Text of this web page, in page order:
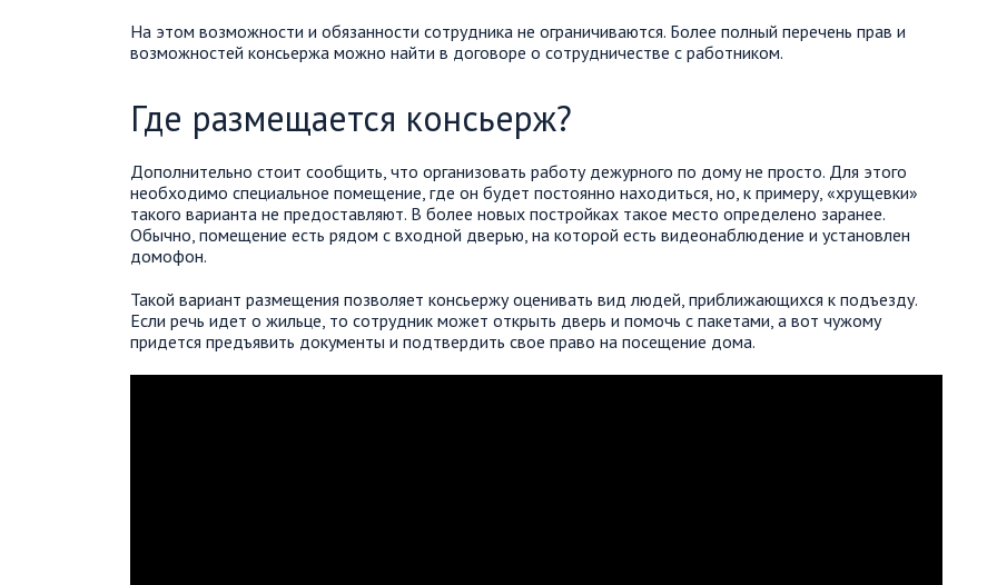
На этом возможности и обязанности сотрудника не ограничиваются. Более полный перечень прав и
возможностей консьержа можно найти в договоре о сотрудничестве с работником.
Где размещается консьерж?
Дополнительно стоит сообщить, что организовать работу дежурного по дому не просто. Для этого
необходимо специальное помещение, где он будет постоянно находиться, но, к примеру, «хрущевки»
такого варианта не предоставляют. В более новых постройках такое место определено заранее.
Обычно, помещение есть рядом с входной дверью, на которой есть видеонаблюдение и установлен
домофон.
Такой вариант размещения позволяет консьержу оценивать вид людей, приближающихся к подъезду.
Если речь идет о жильце, то сотрудник может открыть дверь и помочь с пакетами, а вот чужому
придется предъявить документы и подтвердить свое право на посещение дома.